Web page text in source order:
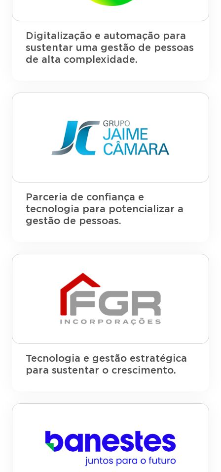
Digitalização e automação para
sustentar uma gestão de pessoas
de alta complexidade.
Parceria de confiança e
tecnologia para potencializar a
gestão de pessoas.
Tecnologia e gestão estratégica
para sustentar o crescimento.